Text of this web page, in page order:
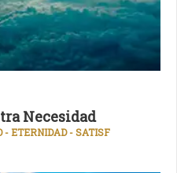
Necesidad
- ETERNIDAD - SATISF